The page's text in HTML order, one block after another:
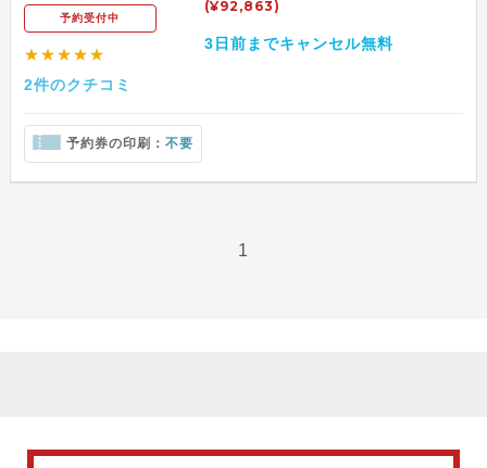
予約受付中
★★★★★
2件のクチコミ
(¥92,863)
3日前までキャンセル無料
予約券の印刷： 不要
1